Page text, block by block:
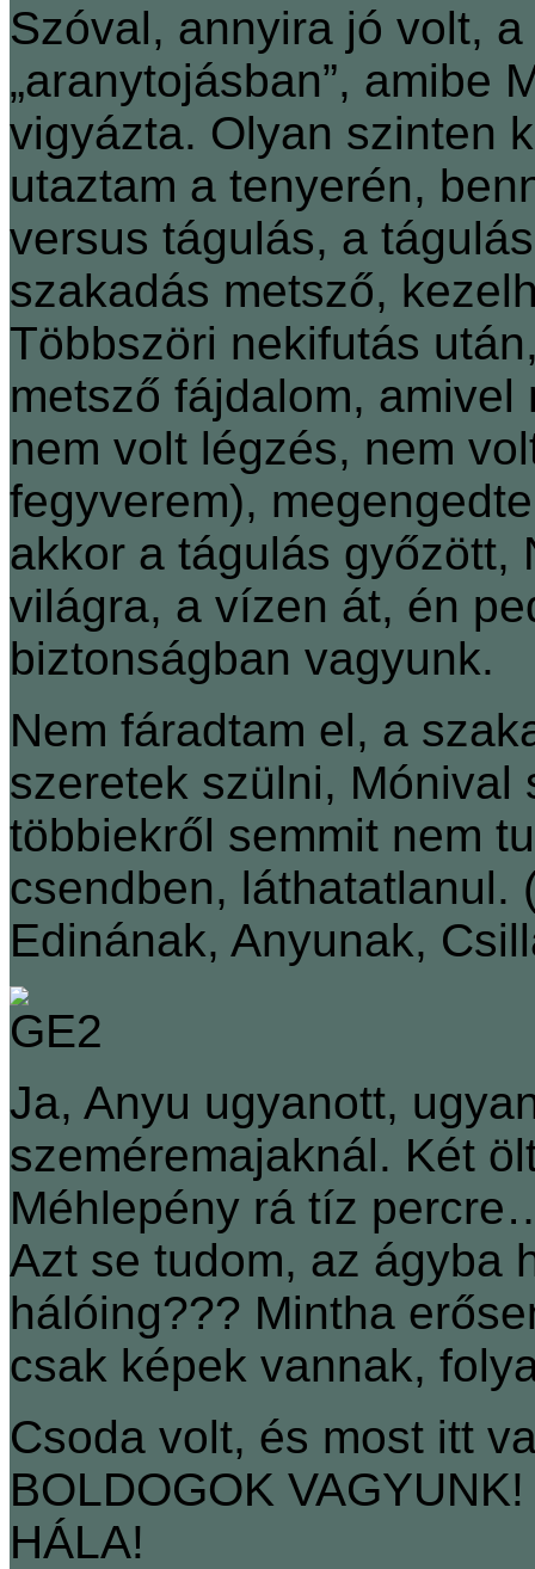
Szóval, annyira jó volt, a
„aranytojásban”, amibe
vigyázta. Olyan szinten
utaztam a tenyerén,
versus tágulás, a
szakadás metsző,
Többszöri nekifutás
metsző fájdalom,
nem volt légzés, nem
fegyverem),
akkor a tágulás győzött,
világra, a vízen át, én
biztonságban vagyunk.
Nem fáradtam el, a
szeretek szülni, Mónival
többiekről semmit nem
csendben, láthatatlanul.
Edinának, Anyunak,
Ja, Anyu ugyanott,
szeméremajaknál. Két
Méhlepény rá tíz
Azt se tudom, az ágyba
hálóing??? Mintha
csak képek vannak,
Csoda volt, és most itt
BOLDOGOK
HÁLA!